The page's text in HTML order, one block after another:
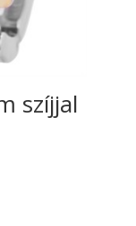
szíjjal